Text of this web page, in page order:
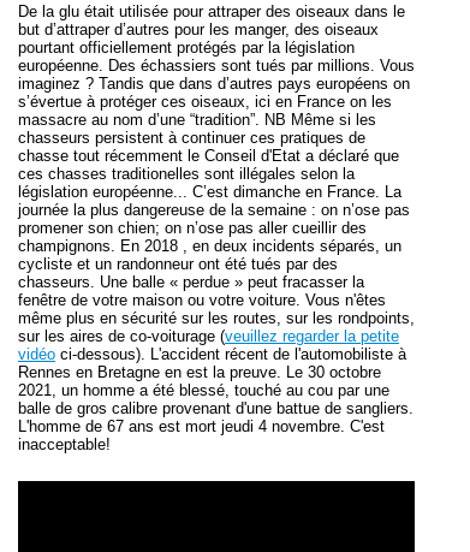
De la glu était utilisée pour attraper des oiseaux dans le
but d’attraper d’autres pour les manger, des oiseaux
pourtant officiellement protégés par la législation
européenne. Des échassiers sont tués par millions. Vous
imaginez ? Tandis que dans d’autres pays européens on
s’évertue à protéger ces oiseaux, ici en France on les
massacre au nom d’une “tradition”. NB Même si les
chasseurs persistent à continuer ces pratiques de
chasse tout récemment le Conseil d'Etat a déclaré que
ces chasses traditionelles sont illégales selon la
législation européenne... C’est dimanche en France. La
journée la plus dangereuse de la semaine : on n’ose pas
promener son chien; on n’ose pas aller cueillir des
champignons. En 2018 , en deux incidents séparés, un
cycliste et un randonneur ont été tués par des
chasseurs. Une balle « perdue » peut fracasser la
fenêtre de votre maison ou votre voiture. Vous n'êtes
même plus en sécurité sur les routes, sur les rondpoints,
sur les aires de co-voiturage (veuillez regarder la petite
vidéo ci-dessous). L'accident récent de l'automobiliste à
Rennes en Bretagne en est la preuve. Le 30 octobre
2021, un homme a été blessé, touché au cou par une
balle de gros calibre provenant d'une battue de sangliers.
L'homme de 67 ans est mort jeudi 4 novembre. C'est
inacceptable!